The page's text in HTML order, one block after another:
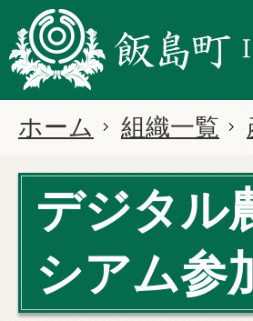
ホーム 組織一覧
デジタル
シアム参